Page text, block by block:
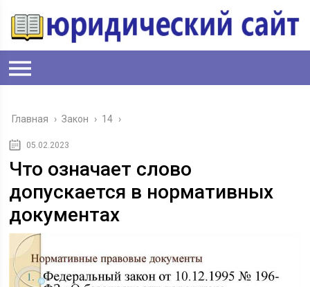
Главная › Закон › 14 ›
05.02.2023
Что означает слово
допускается в нормативных
документах